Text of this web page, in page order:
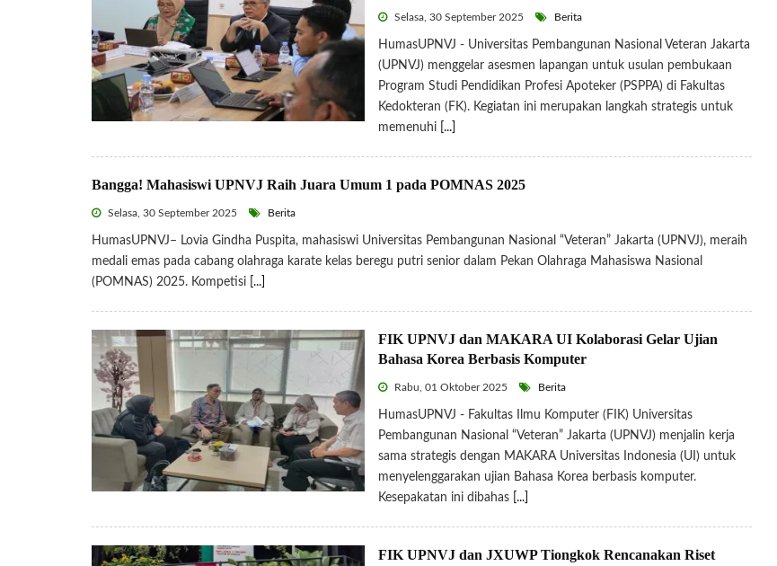
Selasa, 30 September 2025 Berita
HumasUPNVJ - Universitas Pembangunan Nasional Veteran Jakarta
(UPNVJ) menggelar asesmen lapangan untuk usulan pembukaan
Program Studi Pendidikan Profesi Apoteker (PSPPA) di Fakultas
Kedokteran (FK). Kegiatan ini merupakan langkah strategis untuk
memenuhi [...]
Bangga! Mahasiswi UPNVJ Raih Juara Umum 1 pada POMNAS 2025
Selasa, 30 September 2025 Berita
HumasUPNVJ– Lovia Gindha Puspita, mahasiswi Universitas Pembangunan Nasional “Veteran” Jakarta (UPNVJ), meraih
medali emas pada cabang olahraga karate kelas beregu putri senior dalam Pekan Olahraga Mahasiswa Nasional
(POMNAS) 2025. Kompetisi [...]
FIK UPNVJ dan MAKARA UI Kolaborasi Gelar Ujian
Bahasa Korea Berbasis Komputer
Rabu, 01 Oktober 2025 Berita
HumasUPNVJ - Fakultas Ilmu Komputer (FIK) Universitas
Pembangunan Nasional “Veteran” Jakarta (UPNVJ) menjalin kerja
sama strategis dengan MAKARA Universitas Indonesia (UI) untuk
menyelenggarakan ujian Bahasa Korea berbasis komputer.
Kesepakatan ini dibahas [...]
FIK UPNVJ dan JXUWP Tiongkok Rencanakan Riset